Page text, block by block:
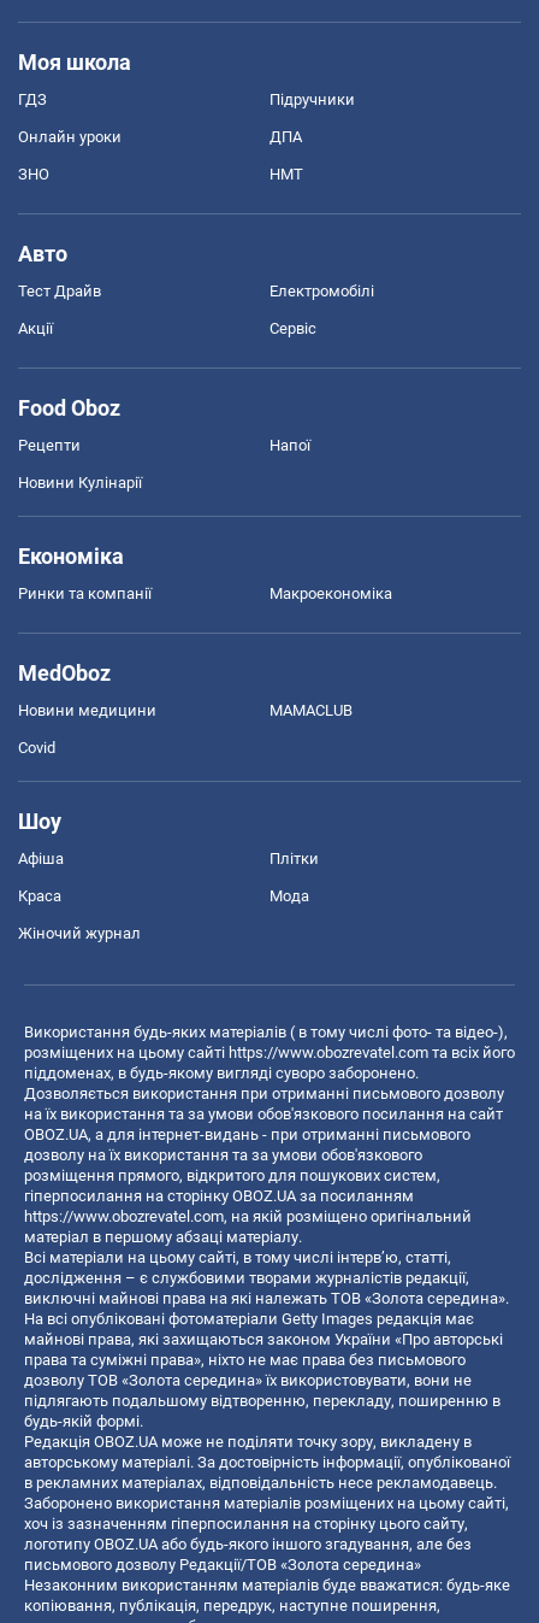
Моя школа
ГДЗ Підручники
Онлайн уроки ДПА
ЗНО НМТ
Авто
Тест Драйв Електромобілі
Акції Сервіс
Food Oboz
Рецепти Напої
Новини Кулінарії
Економіка
Ринки та компанії Макроекономіка
MedOboz
Новини медицини MAMACLUB
Covid
Шоу
Афіша Плітки
Краса Мода
Жіночий журнал
Використання будь-яких матеріалів ( в тому числі фото- та відео-),
розміщених на цьому сайті https://www.obozrevatel.com та всіх його
піддоменах, в будь-якому вигляді суворо заборонено.
Дозволяється використання при отриманні письмового дозволу
на їх використання та за умови обов'язкового посилання на сайт
OBOZ.UA, а для інтернет-видань - при отриманні письмового
дозволу на їх використання та за умови обов'язкового
розміщення прямого, відкритого для пошукових систем,
гіперпосилання на сторінку OBOZ.UA за посиланням
https://www.obozrevatel.com, на якій розміщено оригінальний
матеріал в першому абзаці матеріалу.
Всі матеріали на цьому сайті, в тому числі інтерв’ю, статті,
дослідження – є службовими творами журналістів редакції,
виключні майнові права на які належать ТОВ «Золота середина».
На всі опубліковані фотоматеріали Getty Images редакція має
майнові права, які захищаються законом України «Про авторські
права та суміжні права», ніхто не має права без письмового
дозволу ТОВ «Золота середина» їх використовувати, вони не
підлягають подальшому відтворенню, перекладу, поширенню в
будь-якій формі.
Редакція OBOZ.UA може не поділяти точку зору, викладену в
авторському матеріалі. За достовірність інформації, опублікованої
в рекламних матеріалах, відповідальність несе рекламодавець.
Заборонено використання матеріалів розміщених на цьому сайті,
хоч із зазначенням гіперпосилання на сторінку цього сайту,
логотипу OBOZ.UA або будь-якого іншого згадування, але без
письмового дозволу Редакції/ТОВ «Золота середина»
Незаконним використанням матеріалів буде вважатися: будь-яке
копiювання, публiкацiя, передрук, наступне поширення,